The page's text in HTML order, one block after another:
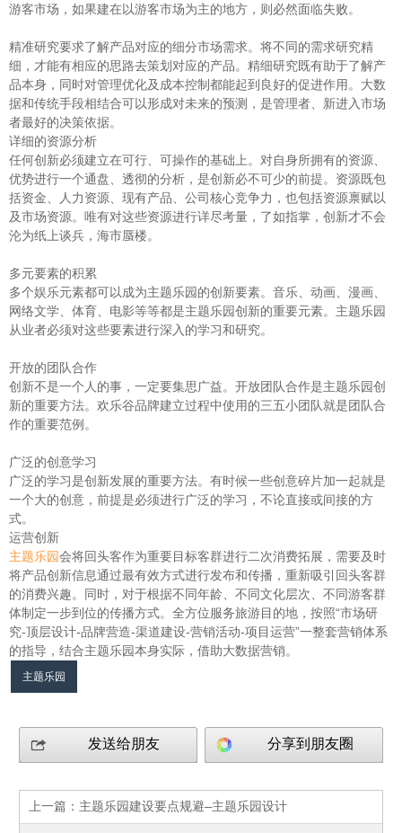
游客市场，如果建在以游客市场为主的地方，则必然面临失败。
精准研究要求了解产品对应的细分市场需求。将不同的需求研究精
细，才能有相应的思路去策划对应的产品。精细研究既有助于了解产
品本身，同时对管理优化及成本控制都能起到良好的促进作用。大数
据和传统手段相结合可以形成对未来的预测，是管理者、新进入市场
者最好的决策依据。
详细的资源分析
任何创新必须建立在可行、可操作的基础上。对自身所拥有的资源、
优势进行一个通盘、透彻的分析，是创新必不可少的前提。资源既包
括资金、人力资源、现有产品、公司核心竞争力，也包括资源禀赋以
及市场资源。唯有对这些资源进行详尽考量，了如指掌，创新才不会
沦为纸上谈兵，海市蜃楼。
多元要素的积累
多个娱乐元素都可以成为主题乐园的创新要素。音乐、动画、漫画、
网络文学、体育、电影等等都是主题乐园创新的重要元素。主题乐园
从业者必须对这些要素进行深入的学习和研究。
开放的团队合作
创新不是一个人的事，一定要集思广益。开放团队合作是主题乐园创
新的重要方法。欢乐谷品牌建立过程中使用的三五小团队就是团队合
作的重要范例。
广泛的创意学习
广泛的学习是创新发展的重要方法。有时候一些创意碎片加一起就是
一个大的创意，前提是必须进行广泛的学习，不论直接或间接的方
式。
运营创新
主题乐园会将回头客作为重要目标客群进行二次消费拓展，需要及时
将产品创新信息通过最有效方式进行发布和传播，重新吸引回头客群
的消费兴趣。同时，对于根据不同年龄、不同文化层次、不同游客群
体制定一步到位的传播方式。全方位服务旅游目的地，按照“市场研
究-顶层设计-品牌营造-渠道建设-营销活动-项目运营”一整套营销体系
的指导，结合主题乐园本身实际，借助大数据营销。
主题乐园
发送给朋友 分享到朋友圈
上一篇： 主题乐园建设要点规避—主题乐园设计